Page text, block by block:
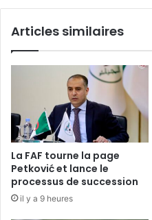
Articles similaires
La FAF tourne la page
Petković et lance le
processus de succession
il y a 9 heures